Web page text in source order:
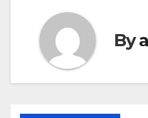
By